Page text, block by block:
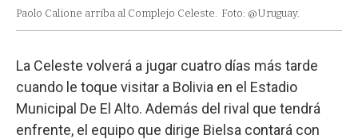
Paolo Calione arriba al Complejo Celeste. Foto: @Uruguay.
La Celeste volverá a jugar cuatro días más tarde
cuando le toque visitar a Bolivia en el Estadio
Municipal De El Alto. Además del rival que tendrá
enfrente, el equipo que dirige Bielsa contará con